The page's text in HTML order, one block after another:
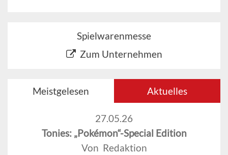
Spielwarenmesse
Zum Unternehmen
Meistgelesen Aktuelles
27.05.26
Tonies: „Pokémon“-Special Edition
Von Redaktion